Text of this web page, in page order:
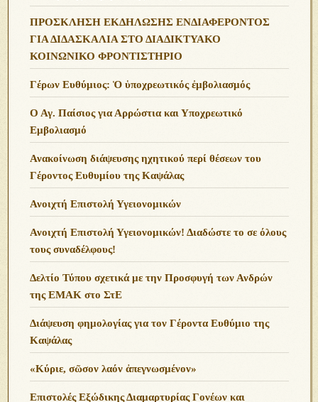
ΠΡΟΣΚΛΗΣΗ ΕΚΔΗΛΩΣΗΣ ΕΝΔΙΑΦΕΡΟΝΤΟΣ
ΓΙΑ ΔΙΔΑΣΚΑΛΙΑ ΣΤΟ ΔΙΑΔΙΚΤΥΑΚΟ
ΚΟΙΝΩΝΙΚΟ ΦΡΟΝΤΙΣΤΗΡΙΟ
Γέρων Ευθύμιος: Ὁ ὑποχρεωτικός ἐμβολιασμός
Ο Αγ. Παίσιος για Αρρώστια και Υποχρεωτικό
Εμβολιασμό
Ανακοίνωση διάψευσης ηχητικού περί θέσεων του
Γέροντος Ευθυμίου της Καψάλας
Ανοιχτή Επιστολή Υγειονομικών
Ανοιχτή Επιστολή Υγειονομικών! Διαδώστε το σε όλους
τους συναδέλφους!
Δελτίο Τύπου σχετικά με την Προσφυγή των Ανδρών
της ΕΜΑΚ στο ΣτΕ
Διάψευση φημολογίας για τον Γέροντα Ευθύμιο της
Καψάλας
«Κύριε, σῶσον λαόν ἀπεγνωσμένον»
Επιστολές Εξώδικης Διαμαρτυρίας Γονέων και